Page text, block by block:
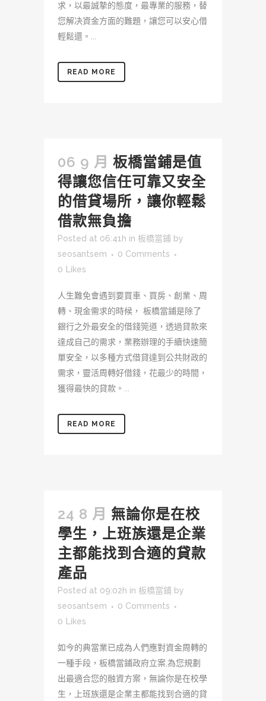
求，以最誠摯的態度，最專業的服務，替
您解决資金方面的難題，讓您可以安心借
輕鬆還。...
READ MORE
06 9 月 板橋當鋪是值
得讓您信任可靠又安全
的借貸場所，讓你輕鬆
借款無負擔
Posted at 06:41h in 板橋當鋪 by
seosantsem
0 Comments
0 Likes
人生難免會遇到要買車、買房、創業、周
轉、現金需求的時候， 板橋當鋪是除了
銀行之外最安全的借錢筦道，透過貸款來
達成自己的需求，業務辦理的手續快速簡
單安全，以多種方式借貸達到公共財政的
需求，靈活周轉好借錢，花最少的時間，
獲得最快的貸款。...
READ MORE
24 8 月 無論你是在校
學生，上班族還是企業
主都能找到合適的貸款
產品
Posted at 09:02h in 板橋當鋪 by
seosantsem
0 Comments
0 Likes
如今的典當業已成為人們應對資金周轉的
一種手段，板橋當鋪政府立案,為您規劃
出最適合您的融資方案，無論你是在校學
生，上班族還是企業主都能找到合適的貸